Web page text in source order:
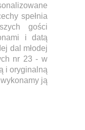
spełnia
gości
i datą
dal młodej
nr 23 - w
i oryginalną
ją